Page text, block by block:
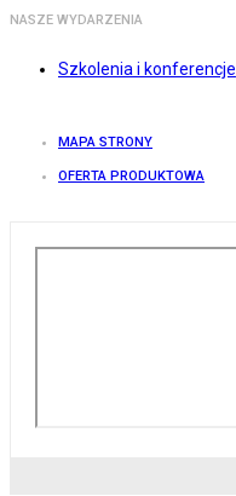
NASZE WYDARZENIA
Szkolenia i konferencje
MAPA STRONY
OFERTA PRODUKTOWA